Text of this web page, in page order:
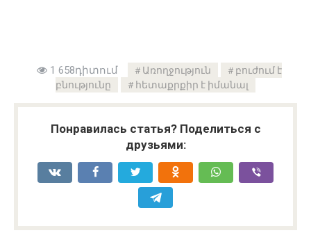
1 658դիտում Առողջություն
բուժում է
բնությունը
հետաքրքիր է իմանալ
Понравилась статья? Поделиться с
друзьями: